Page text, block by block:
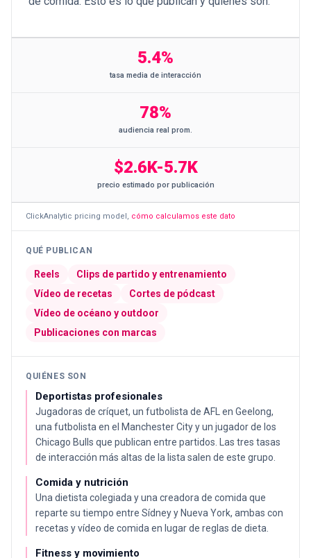
5.4%
tasa media de interacción
78%
audiencia real prom.
$2.6K-5.7K
precio estimado por publicación
ClickAnalytic pricing model , cómo calculamos este dato
QUÉ PUBLICAN
Reels
Clips de partido y entrenamiento
Vídeo de recetas
Cortes de pódcast
Vídeo de océano y outdoor
Publicaciones con marcas
QUIÉNES SON
Deportistas profesionales
Jugadoras de críquet, un futbolista de AFL en Geelong,
una futbolista en el Manchester City y un jugador de los
Chicago Bulls que publican entre partidos. Las tres tasas
de interacción más altas de la lista salen de este grupo.
Comida y nutrición
Una dietista colegiada y una creadora de comida que
reparte su tiempo entre Sídney y Nueva York, ambas con
recetas y vídeo de comida en lugar de reglas de dieta.
Fitness y movimiento